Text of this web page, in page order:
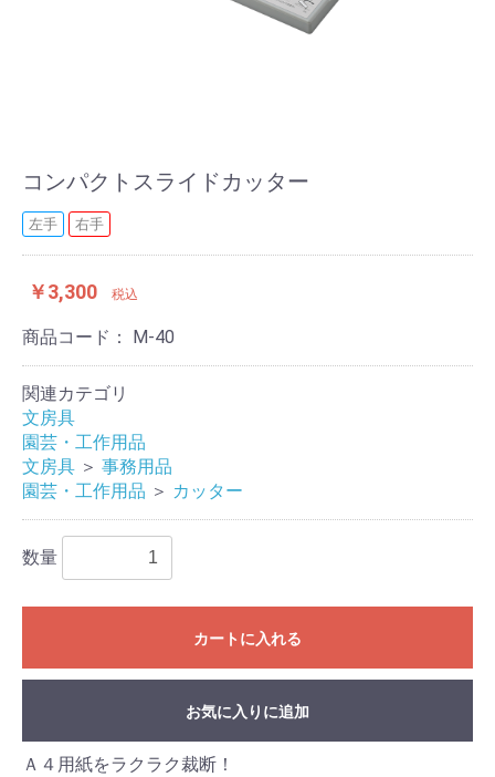
コンパクトスライドカッター
左手 右手
￥3,300 税込
商品コード： M-40
関連カテゴリ
文房具
園芸・工作用品
文房具 ＞ 事務用品
園芸・工作用品 ＞ カッター
数量
カートに入れる
お気に入りに追加
Ａ４用紙をラクラク裁断！